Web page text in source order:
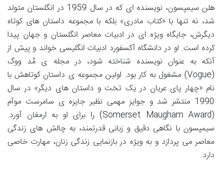
هلن سیمپسون، نویسنده ای که در سال 1959 در انگلستان متولد
شد، نه تنها با «کتاب مادری» بلکه با مجموعه داستان های کوتاه
دیگرش، جایگاه ویژه ای در ادبیات معاصر انگلستان و جهان پیدا
کرده است. او در دانشگاه آکسفورد ادبیات انگلیسی خواند و پیش از
آنکه به عنوان نویسنده شناخته شود، در مجله ی مُد ووگ
(Vogue) مشغول به کار بود. اولین مجموعه ی داستان کوتاهش با
نام «چهار پای عریان در یک تخت و داستان های دیگر» در سال
1990 منتشر شد و جوایز مهمی نظیر جایزه ی سامرست موآم
(Somerset Maugham Award) را برای او به ارمغان آورد.
سیمپسون با نگاهی دقیق و زبانی قدرتمند، به چالش های زندگی
معاصر می پردازد و به ویژه در بازنمایی زندگی زنان، مهارت خاصی
دارد.